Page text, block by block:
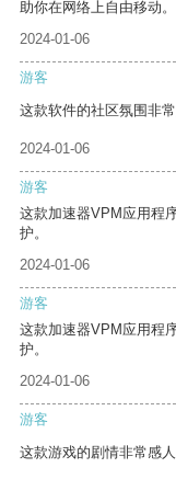
助你在网络上自由移动。
2024-01-06
游客
这款软件的社区氛围非
2024-01-06
游客
这款加速器VPM应用程
护。
2024-01-06
游客
这款加速器VPM应用程
护。
2024-01-06
游客
这款游戏的剧情非常感